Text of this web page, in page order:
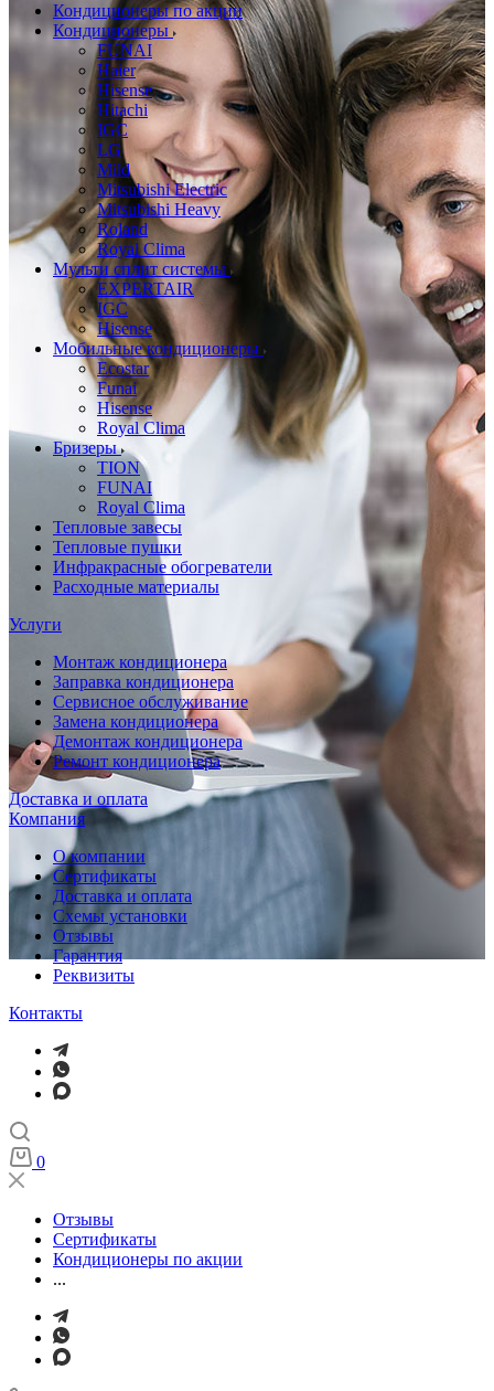
Кондиционеры по акции
Кондиционеры
FUNAI
Haier
Hisense
Hitachi
IGC
LG
Mild
Mitsubishi Electric
Mitsubishi Heavy
Roland
Royal Clima
Мульти сплит системы
EXPERTAIR
IGC
Hisense
Мобильные кондиционеры
Ecostar
Funai
Hisense
Royal Clima
Бризеры
TION
FUNAI
Royal Clima
Тепловые завесы
Тепловые пушки
Инфракрасные обогреватели
Расходные материалы
Услуги
Монтаж кондиционера
Заправка кондиционера
Сервисное обслуживание
Замена кондиционера
Демонтаж кондиционера
Ремонт кондиционера
Доставка и оплата
Компания
О компании
Сертификаты
Доставка и оплата
Схемы установки
Отзывы
Гарантия
Реквизиты
Контакты
0
Отзывы
Сертификаты
Кондиционеры по акции
...